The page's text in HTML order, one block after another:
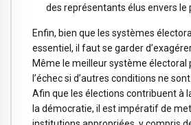
des représentants élus envers le
Enfin, bien que les systèmes
essentiel, il faut se garder
Même le meilleur système électoral
l’échec si d’autres conditions ne
Afin que les élections contribuent à
la démocratie, il est impératif de